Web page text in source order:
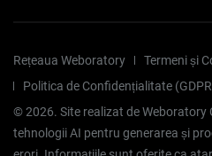
Rețeaua Weboratory
Termeni și
Politica de Confidențialitate
©2026. Site realizat de
tehnologii AI pentru generarea și